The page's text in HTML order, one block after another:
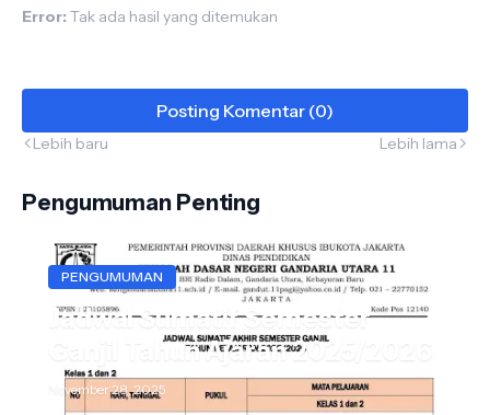
Error: Tak ada hasil yang ditemukan
Posting Komentar (0)
Lebih baru Lebih lama
Pengumuman Penting
PENGUMUMAN
Jadwal Sumatif Semester
Ganjil Tahun Ajaran 2025/2026
November 28, 2025